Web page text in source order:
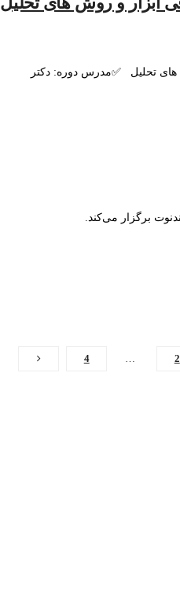
های تحلیل ✅مدرس دوره: دکتر
برگزار می‌کند.
2
…
4